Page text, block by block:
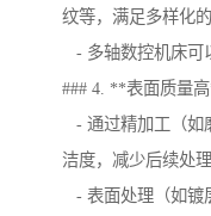
纹等，满足多样化的
- 多轴数控机床可
### 4. **表面质量
- 通过精加工（如
洁度，减少后续处理
- 表面处理（如镀